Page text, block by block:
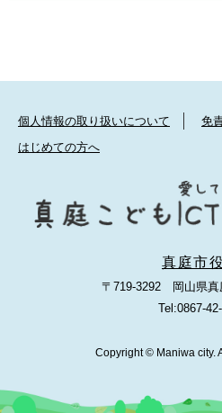
個人情報の取り扱いについて 免
はじめての方へ
真庭市
〒719-3292 岡山県真
Tel:0867-
Copyright © Maniwa city.